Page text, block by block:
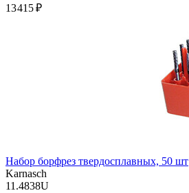
13 415 ₽
Набор борфрез твердосплавных, 50 шт
Karnasch
11.4838U